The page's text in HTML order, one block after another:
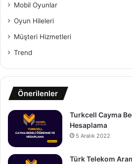
Mobil Oyunlar
Oyun Hileleri
Müşteri Hizmetleri
Trend
Önerilenler
Turkcell Cayma
Hesaplama
5 Aralık 2022
Türk Telekom